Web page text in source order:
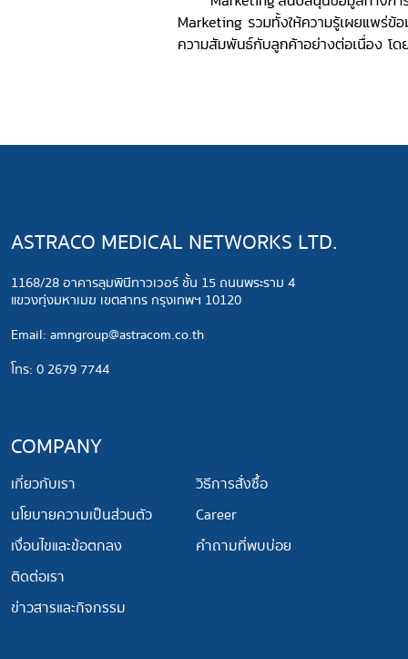
ASTRACO MEDICAL NETWORKS LTD.
1168/28 อาคารลุมพินีทาวเวอร์ ชั้น 15 ถนนพระราม 4
แขวงทุ่งมหาเมฆ เขตสาทร กรุงเทพฯ 10120
​Email: amngroup@astracom.co.th
โทร: 0 2679 7744
COMPANY
เกี่ยวกับเรา
นโยบายความเป็นส่วนตัว
เงื่อนไขและข้อตกลง
ติดต่อเรา
ข่าวสารและกิจกรรม
วิธีการสั่งซื้อ
Career
คำถามที่พบบ่อย